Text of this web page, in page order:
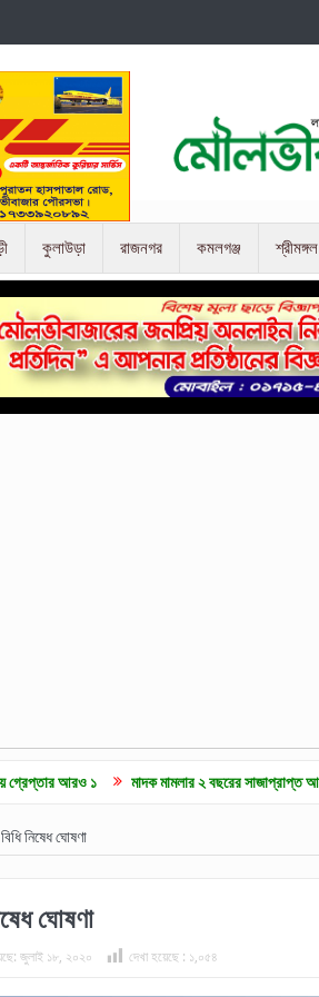
কুলাউড়া রাজনগর কমলগঞ্জ শ্রীমঙ্গল
১ মাদক মামলার ২ বছরের সাজাপ্রাপ্ত আসামি গ্রেপ্তার
নিষেধ ঘোষণা
ঘোষণা
জুলাই ১৮, ২০২০ দেখা হয়েছে : ১,০৫৪